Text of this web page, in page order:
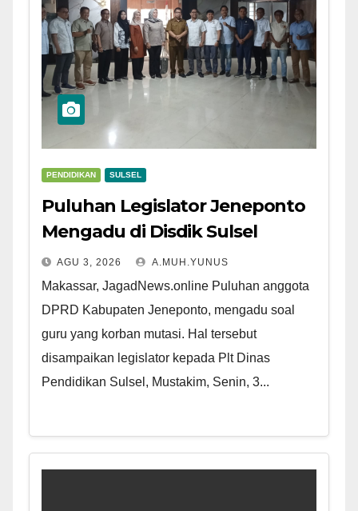
PENDIDIKAN SULSEL
Puluhan Legislator Jeneponto
Mengadu di Disdik Sulsel
AGU 3, 2026 A.MUH.YUNUS
Makassar, JagadNews.online Puluhan anggota
DPRD Kabupaten Jeneponto, mengadu soal
guru yang korban mutasi. Hal tersebut
disampaikan legislator kepada Plt Dinas
Pendidikan Sulsel, Mustakim, Senin, 3...